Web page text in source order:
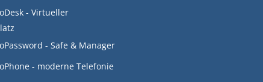
- Virtueller
- Safe & Manager
- moderne Telefonie